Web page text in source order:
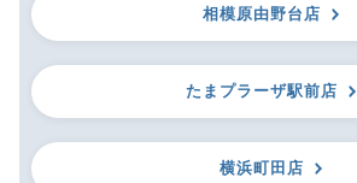
相模原由野台店
たまプラーザ駅前店
横浜町田店